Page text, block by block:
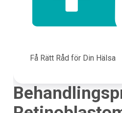
Få Rätt Råd för Din Hälsa